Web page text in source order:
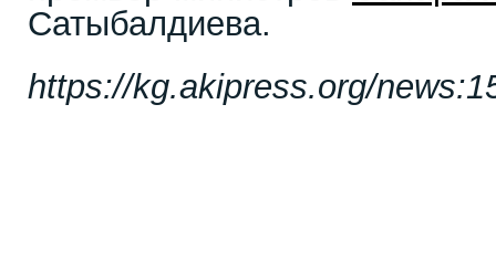
Сатыбалдиева.
https://kg.akipress.org/